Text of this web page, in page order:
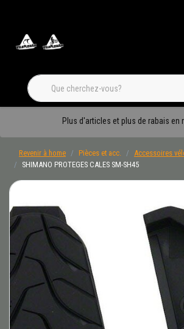
Plus d'articles et plus de rabais en
Revenir à home Pièces et acc.
Accessoires
SHIMANO PROTEGES CALES SM-SH45